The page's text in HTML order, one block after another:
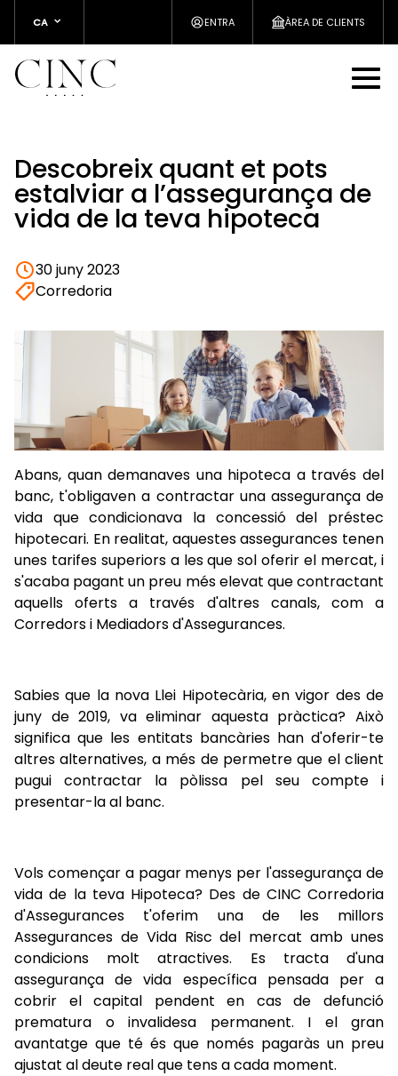
CA ENTRA ÀREA DE CLIENTS
Descobreix quant et pots
estalviar a l’assegurança de
vida de la teva hipoteca
30 juny 2023
Corredoria
Abans, quan demanaves una hipoteca a través del
banc, t'obligaven a contractar una assegurança de
vida que condicionava la concessió del préstec
hipotecari. En realitat, aquestes assegurances tenen
unes tarifes superiors a les que sol oferir el mercat, i
s'acaba pagant un preu més elevat que contractant
aquells oferts a través d'altres canals, com a
Corredors i Mediadors d'Assegurances.
Sabies que la nova Llei Hipotecària, en vigor des de
juny de 2019, va eliminar aquesta pràctica? Això
significa que les entitats bancàries han d'oferir-te
altres alternatives, a més de permetre que el client
pugui contractar la pòlissa pel seu compte i
presentar-la al banc.
Vols començar a pagar menys per l'assegurança de
vida de la teva Hipoteca? Des de CINC Corredoria
d'Assegurances t'oferim una de les millors
Assegurances de Vida Risc del mercat amb unes
condicions molt atractives. Es tracta d'una
assegurança de vida específica pensada per a
cobrir el capital pendent en cas de defunció
prematura o invalidesa permanent. I el gran
avantatge que té és que només pagaràs un preu
ajustat al deute real que tens a cada moment.